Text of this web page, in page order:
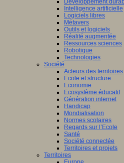
Développement
Intelligence artificielle
Logiciels libres
Métavers
Outils et logiciels
Réalité augmentée
Ressources sciences
Robotique
Technologies
Société
Acteurs des territoires
Ecole et structure
Economie
Ecosystème éducatif
Génération internet
Handicap
Mondialisation
Normes scolaires
Regards sur l’Ecole
Santé
Société connectée
Territoires et projets
Territoires